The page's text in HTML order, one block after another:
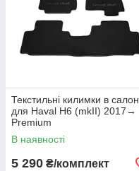
Текстильні килимки в салон
для Haval H6 (mkII) 2017→
Premium
В наявності
5 290 ₴/комплект